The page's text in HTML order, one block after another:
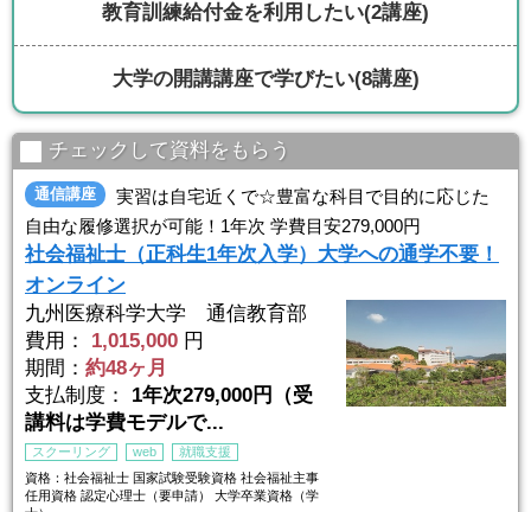
教育訓練給付金を利用したい(2講座)
大学の開講講座で学びたい(8講座)
チェックして資料をもらう
通信講座
実習は自宅近くで☆豊富な科目で目的に応じた
自由な履修選択が可能！1年次 学費目安279,000円
社会福祉士（正科生1年次入学）大学への通学不要！
オンライン
九州医療科学大学 通信教育部
費用：
1,015,000 円
期間： 約48ヶ月
支払制度： 1年次279,000円（受
講料は学費モデルで...
スクーリング web
就職支援
資格：社会福祉士 国家試験受験資格 社会福祉主事
任用資格 認定心理士（要申請） 大学卒業資格（学